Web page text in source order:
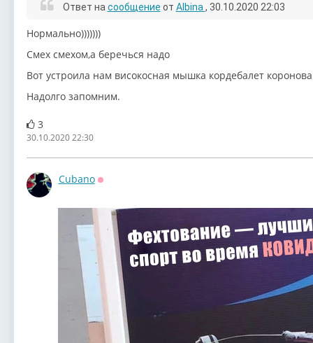
Ответ на сообщение от Albina , 30.10.2020 22:03
Нормально)))))))
Смех смехом,а беречься надо
Вот устроила нам високосная мышка кордебалет
Надолго запомним.
3
30.10.2020 22:30
Cubano